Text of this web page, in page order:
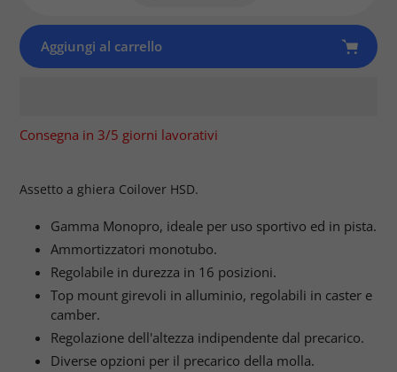
Aggiungi al carrello
Consegna in 3/5 giorni lavorativi
al
carrello
Assetto a ghiera Coilover HSD.
Gamma Monopro, ideale per uso sportivo ed in pista.
Ammortizzatori monotubo.
Regolabile in durezza in 16 posizioni.
Top mount girevoli in alluminio, regolabili in caster e
camber.
Regolazione dell'altezza indipendente dal precarico.
Diverse opzioni per il precarico della molla.